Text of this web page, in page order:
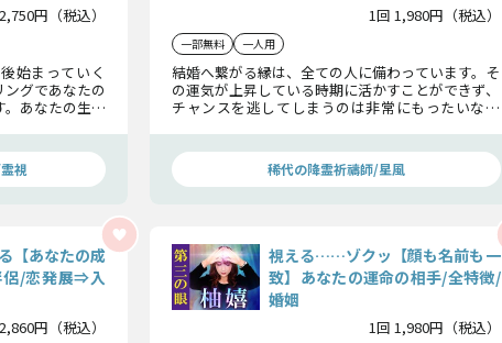
円（税込）
始まっていく
グであなたの
あなたの生涯
視
1回 1,980円（税込）
一部無料 一人用
結婚へ繋がる縁は、全ての人に備わっています。そ
の運気が上昇している時期に活かすことができず、
チャンスを逃してしまうのは非常にもったいない
ないで下さいね。稀代の降霊祈禱師/星風
【あなたの成
侶/恋発展⇒入
円（税込）
視える……ゾクッ【顔も名前も一
致】あなたの運命の相手/全特徴/
婚姻
1回 1,980円（税込）